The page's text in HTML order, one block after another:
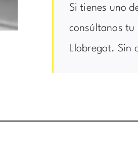
Si tienes uno
consúltanos tu
Llobregat. Sin